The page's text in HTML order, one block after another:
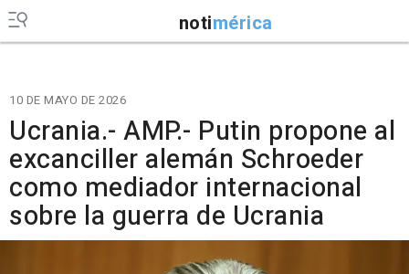
notimérica
10 DE MAYO DE 2026
Ucrania.- AMP.- Putin propone al
excanciller alemán Schroeder
como mediador internacional
sobre la guerra de Ucrania